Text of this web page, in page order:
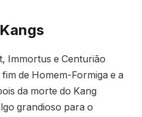
Immortus e Centurião
de Homem-Formiga e a
da morte do Kang
grandioso para o